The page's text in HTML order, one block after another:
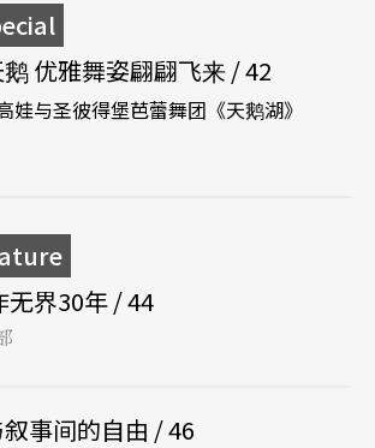
优雅舞姿翩翩飞来 / 42
娃与圣彼得堡芭蕾舞团《天鹅湖》
无界30年 / 44
事间的自由 / 46